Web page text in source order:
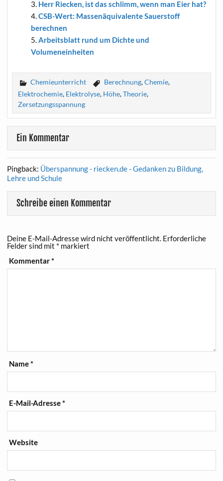
Herr Riecken, ist das schlimm, wenn man Eier hat?
CSB-Wert: Mas­sen­äqui­va­len­te Sau­er­stoff
berechnen
Arbeits­blatt rund um Dich­te und
Volumeneinheiten
Chemieunterricht Berechnung,Chemie,
Elektrochemie, Elektrolyse, Höhe,Theorie,
Zersetzungsspannung
Ein Kommentar
Pingback: Überspannung - riecken.de - Gedanken zu Bildung,
Lehre und Schule
Schreibe einen Kommentar
Deine E-Mail-Adresse wird nicht veröffentlicht. Erforderliche
Felder sind mit * markiert
Kommentar*
Name*
E-Mail-Adresse*
Website